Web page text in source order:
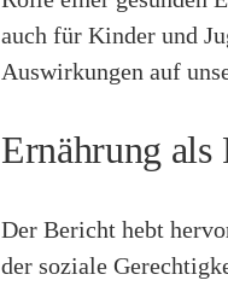
auch für Kinder und
Auswirkungen auf
Ernährung
Der Bericht hebt
der soziale